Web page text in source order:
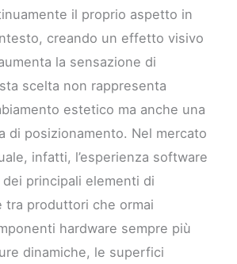
il proprio aspetto in
creando un effetto visivo
la sensazione di
scelta non rappresenta
estetico ma anche una
di posizionamento. Nel mercato
infatti, l’esperienza software
principali elementi di
tra produttori che ormai
hardware sempre più
dinamiche, le superfici